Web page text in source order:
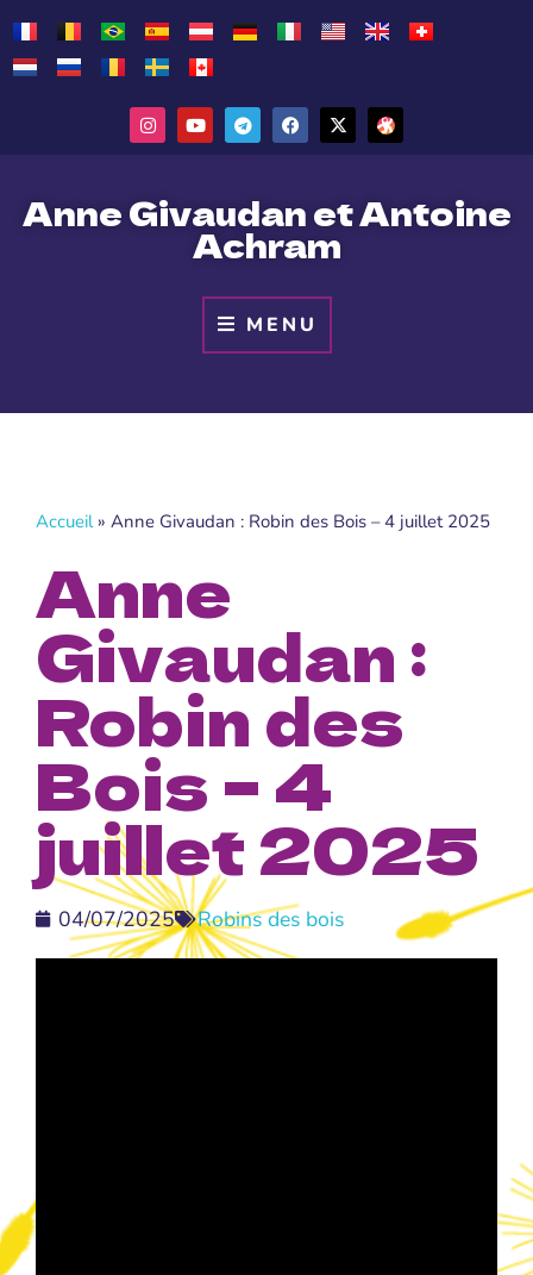
Anne Givaudan et Antoine
Achram
MENU
Accueil» Anne Givaudan : Robin des Bois – 4 juillet 2025
Anne
Givaudan :
Robin des
Bois – 4
juillet 2025
04/07/2025 Robins des bois